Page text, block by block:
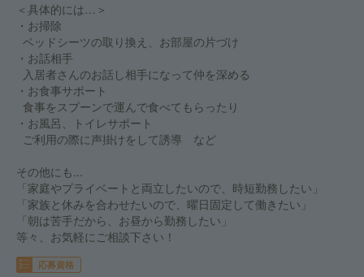
＜具体的には…＞
・お掃除
ベッドシーツの取り換え、お部屋の片づけ
・お話相手
入居者さんのお話し相手になって仲を深める
・お食事サポート
食事をスプーンで運んで食べてもらったり
・お風呂、トイレサポート
ご利用の際に声掛けをして誘導 など
その他にも...
「家庭やプライベートと両立したいので、時短勤務したい」
「家族と休みを合わせたいので、曜日固定して働きたい」
「朝は苦手だから、お昼から勤務したい」
等々、お気軽にご相談下さい！
応募資格